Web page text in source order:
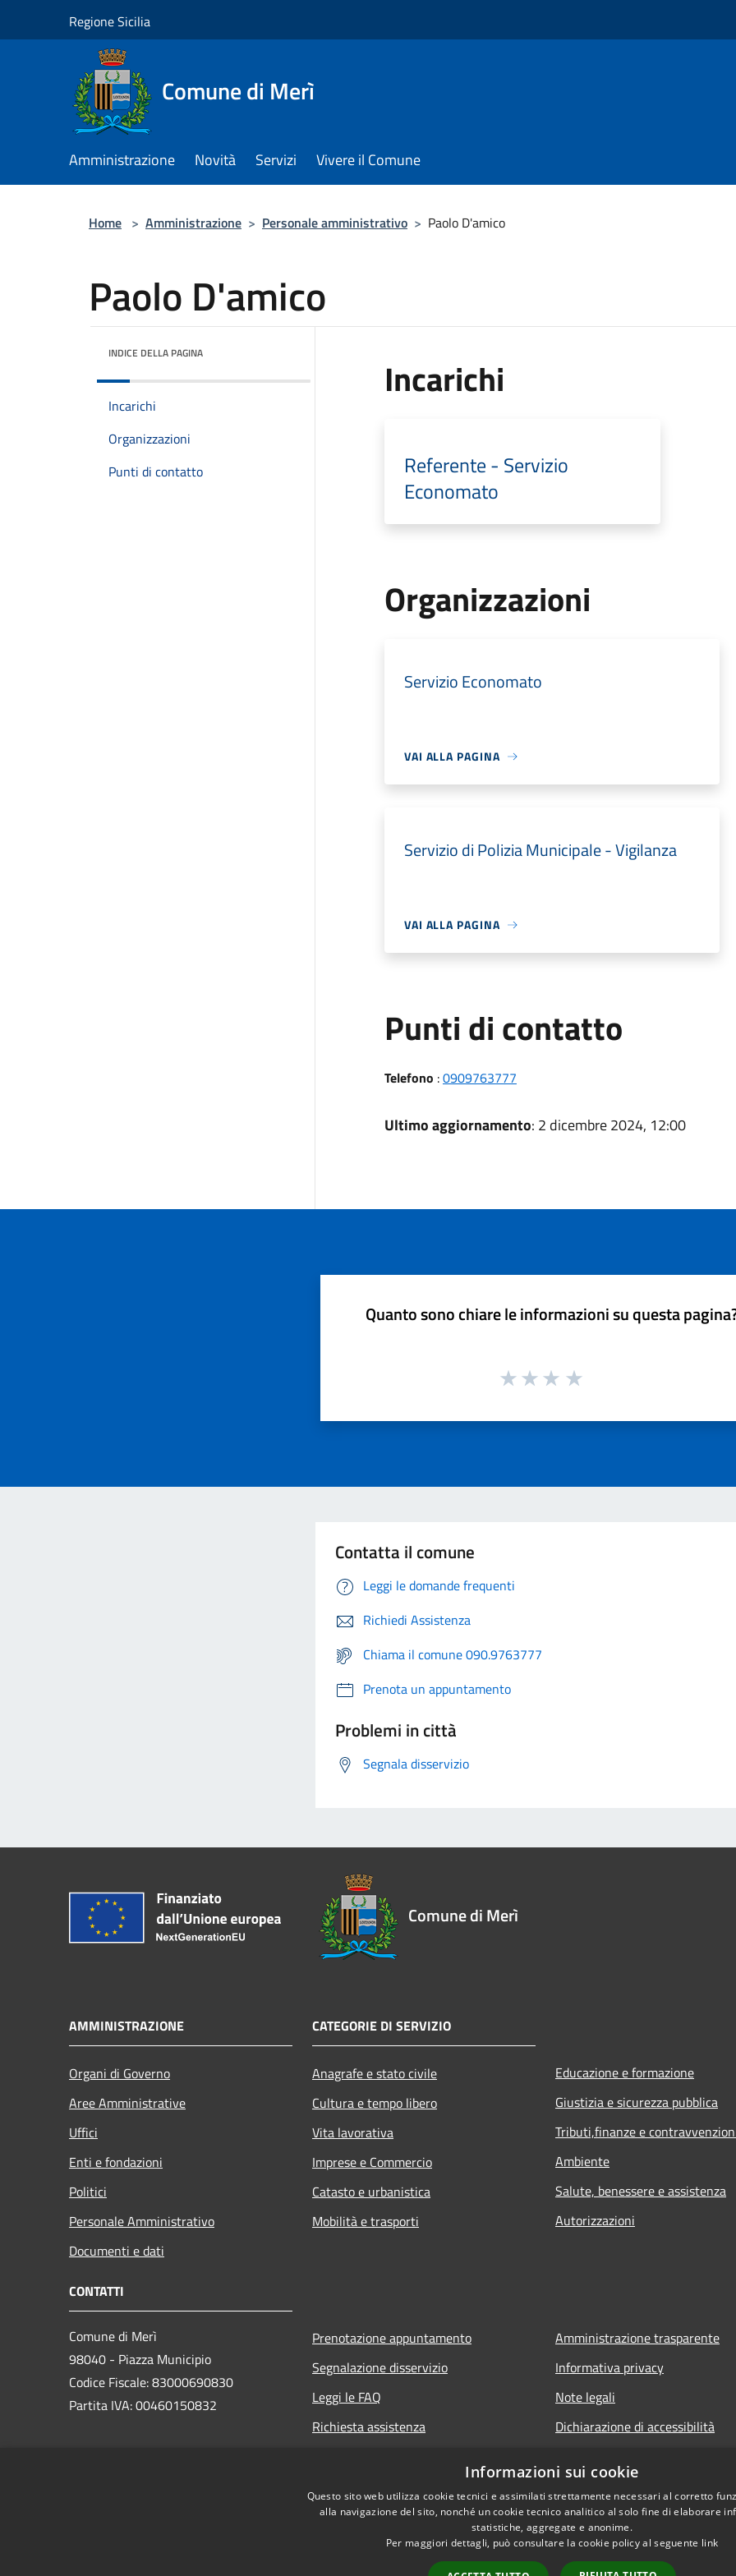
Regione Sicilia
Comune di Merì
Amministrazione Novità Servizi Vivere il Comune
Home > Amministrazione > Personale amministrativo > Paolo D'amico
Paolo D'amico
INDICE DELLA PAGINA
Incarichi
Organizzazioni
Punti di contatto
Incarichi
Referente - Servizio
Economato
Organizzazioni
Servizio Economato
VAI ALLA PAGINA
Servizio di Polizia Municipale - Vigilanza
VAI ALLA PAGINA
Punti di contatto
Telefono :0909763777
Ultimo aggiornamento: 2 dicembre 2024, 12:00
Quanto sono chiare le informazioni su questa
Contatta il comune
Leggi le domande frequenti
Richiedi Assistenza
Chiama il comune 090.9763777
Prenota un appuntamento
Problemi in città
Segnala disservizio
Comune di Merì
AMMINISTRAZIONE
Organi di Governo
Aree Amministrative
Uffici
Enti e fondazioni
Politici
Personale Amministrativo
Documenti e dati
CATEGORIE DI SERVIZIO
Anagrafe e stato civile
Cultura e tempo libero
Vita lavorativa
Imprese e Commercio
Catasto e urbanistica
Mobilità e trasporti
Educazione e formazione
Giustizia e sicurezza pubblica
Tributi,finanze e
Ambiente
Salute, benessere e assistenza
Autorizzazioni
CONTATTI
Comune di Merì
98040 - Piazza Municipio
Codice Fiscale: 83000690830
Partita IVA: 00460150832
Prenotazione appuntamento
Segnalazione disservizio
Leggi le FAQ
Richiesta assistenza
Amministrazione trasparente
Informativa privacy
Note legali
Dichiarazione di accessibilità
Informazioni sui cookie
Questo sito web utilizza cookie tecnici e assimilati strettamente necessari al corretto
alla navigazione del sito, nonché un cookie tecnico analitico al solo fine di elaborare
statistiche, aggregate e anonime.
Per maggiori dettagli, può consultare la cookie policy al seguente link